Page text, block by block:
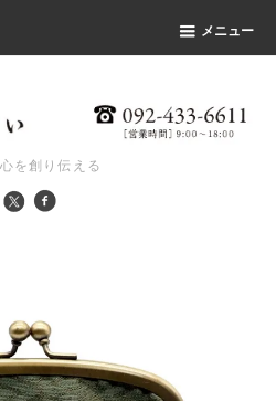
メニュー
を創り伝える